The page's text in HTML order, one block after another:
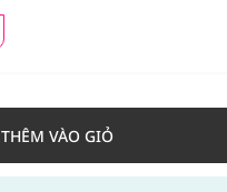
THÊM VÀO GIỎ